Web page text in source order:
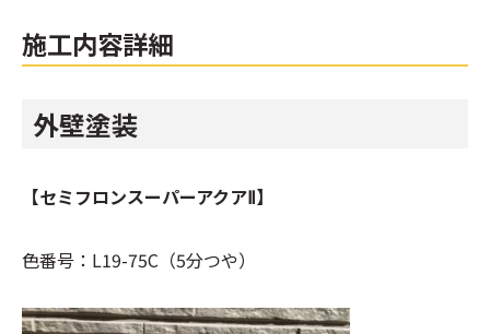
施工内容詳細
外壁塗装
【セミフロンスーパーアクアⅡ】
色番号：L19-75C（5分つや）